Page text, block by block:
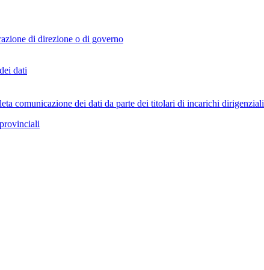
di direzione o di governo
dati
comunicazione dei dati da parte dei titolari di incarichi dirigenziali